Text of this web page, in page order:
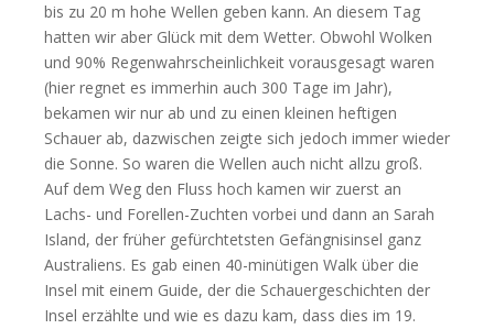
bis zu 20 m hohe Wellen geben kann. An diesem Tag
hatten wir aber Glück mit dem Wetter. Obwohl Wolken
und 90% Regenwahrscheinlichkeit vorausgesagt waren
(hier regnet es immerhin auch 300 Tage im Jahr),
bekamen wir nur ab und zu einen kleinen heftigen
Schauer ab, dazwischen zeigte sich jedoch immer wieder
die Sonne. So waren die Wellen auch nicht allzu groß.
Auf dem Weg den Fluss hoch kamen wir zuerst an
Lachs- und Forellen-Zuchten vorbei und dann an Sarah
Island, der früher gefürchtetsten Gefängnisinsel ganz
Australiens. Es gab einen 40-minütigen Walk über die
Insel mit einem Guide, der die Schauergeschichten der
Insel erzählte und wie es dazu kam, dass dies im 19.